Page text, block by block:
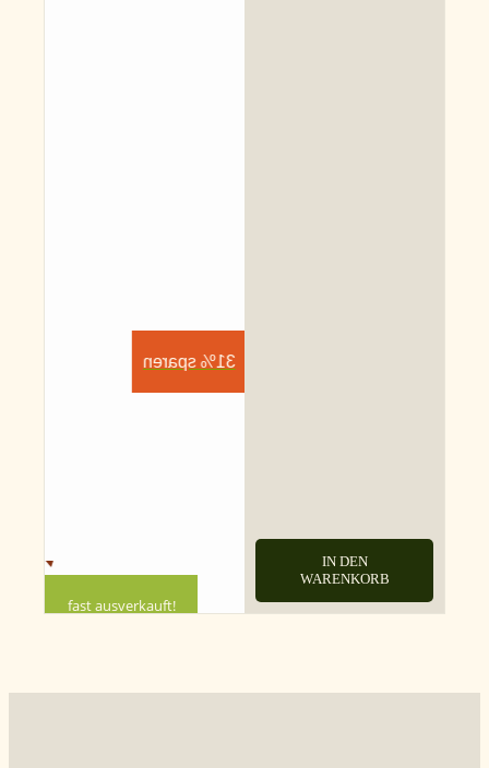
31% sparen
fast ausverkauft!
IN DEN
WARENKORB